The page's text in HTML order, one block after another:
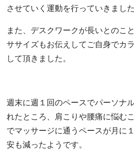
させていく運動を行っていきました
また、デスクワークが長いとのこ
ササイズもお伝えしてご自身でカ
して頂きました。
週末に週１回のペースでパーソナ
れたところ、肩こりや腰痛に悩む
でマッサージに通うペースが月に
安も減ったようです。